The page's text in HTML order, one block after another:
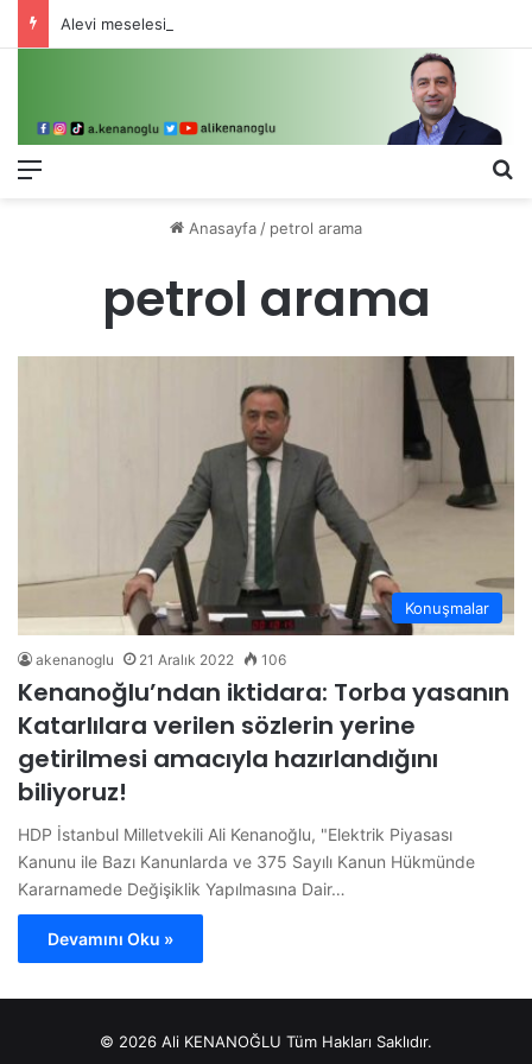
Menü
Anasayfa / petrol arama
petrol arama
Konuşmalar
akenanoglu 21 Aralık 2022 106
Kenanoğlu’ndan iktidara: Torba yasanın
Katarlılara verilen sözlerin yerine
getirilmesi amacıyla hazırlandığını
biliyoruz!
HDP İstanbul Milletvekili Ali Kenanoğlu, "Elektrik Piyasası
Kanunu ile Bazı Kanunlarda ve 375 Sayılı Kanun Hükmünde
Kararnamede Değişiklik Yapılmasına Dair…
Devamını Oku »
© 2026 Ali KENANOĞLU Tüm Hakları Saklıdır.